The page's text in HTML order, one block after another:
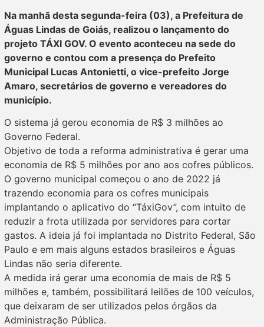
Na manhã desta segunda-feira (03), a Prefeitura de
Águas Lindas de Goiás, realizou o lançamento do
projeto TÁXI GOV. O evento aconteceu na sede do
governo e contou com a presença do Prefeito
Municipal Lucas Antonietti, o vice-prefeito Jorge
Amaro, secretários de governo e vereadores do
município.
O sistema já gerou economia de R$ 3 milhões ao
Governo Federal.
Objetivo de toda a reforma administrativa é gerar uma
economia de R$ 5 milhões por ano aos cofres públicos.
O governo municipal começou o ano de 2022 já
trazendo economia para os cofres municipais
implantando o aplicativo do “TáxiGov”, com intuito de
reduzir a frota utilizada por servidores para cortar
gastos. A ideia já foi implantada no Distrito Federal, São
Paulo e em mais alguns estados brasileiros e Águas
Lindas não seria diferente.
A medida irá gerar uma economia de mais de R$ 5
milhões e, também, possibilitará leilões de 100 veículos,
que deixaram de ser utilizados pelos órgãos da
Administração Pública.